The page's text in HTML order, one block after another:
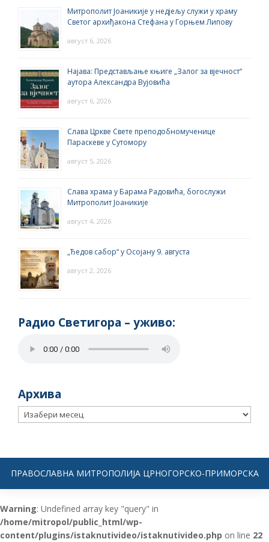
Митрополит Јоаникије у недјељу служи у храму
Светог архиђакона Стефана у Горњем Липову
август 6, 2026
Најава: Представљање књиге „Залог за вјечност“
аутора Александра Вујовића
август 6, 2026
Слава Цркве Свете преподобномученице
Параскеве у Сутомору
август 5, 2026
Слава храма у Барама Радовића, богослужи
Митрополит Јоаникије
август 4, 2026
„Ђедов сабор“ у Осојану 9. августа
август 2, 2026
Радио Светигора – yживо:
Архива
Архива
ПРАВОСЛАВНА МИТРОПОЛИЈА ЦРНОГОРСКО-ПРИМОРСКА
Warning: Undefined array key "query" in
/home/mitropol/public_html/wp-
content/plugins/istaknutivideo/istaknutivideo.php on line 22